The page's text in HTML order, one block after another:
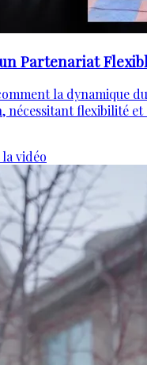
Partenariat
la dynamique
nécessitant flexibilité
vidéo